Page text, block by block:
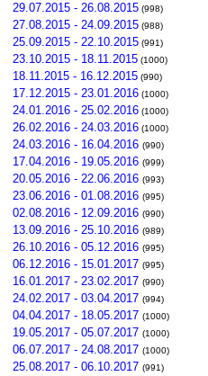
29.07.2015 - 26.08.2015 (998)
27.08.2015 - 24.09.2015 (988)
25.09.2015 - 22.10.2015 (991)
23.10.2015 - 18.11.2015 (1000)
18.11.2015 - 16.12.2015 (990)
17.12.2015 - 23.01.2016 (1000)
24.01.2016 - 25.02.2016 (1000)
26.02.2016 - 24.03.2016 (1000)
24.03.2016 - 16.04.2016 (990)
17.04.2016 - 19.05.2016 (999)
20.05.2016 - 22.06.2016 (993)
23.06.2016 - 01.08.2016 (995)
02.08.2016 - 12.09.2016 (990)
13.09.2016 - 25.10.2016 (989)
26.10.2016 - 05.12.2016 (995)
06.12.2016 - 15.01.2017 (995)
16.01.2017 - 23.02.2017 (990)
24.02.2017 - 03.04.2017 (994)
04.04.2017 - 18.05.2017 (1000)
19.05.2017 - 05.07.2017 (1000)
06.07.2017 - 24.08.2017 (1000)
25.08.2017 - 06.10.2017 (991)